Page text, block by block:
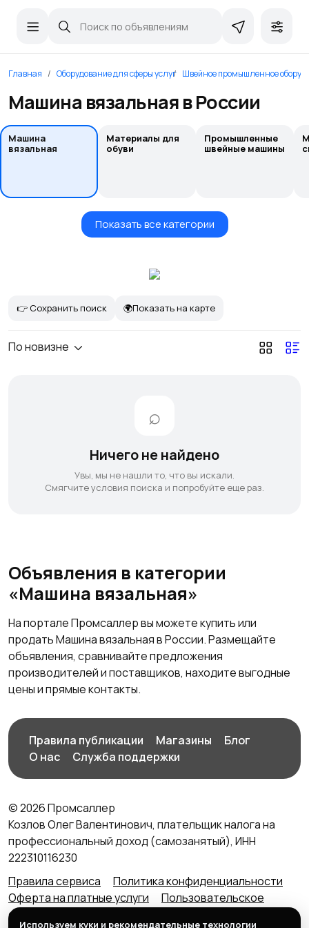
Главная Оборудование для сферы услуг Швейное промышленное
Машина вязальная в России
Машина
вязальная
Материалы для
обуви
Промышленные
швейные машины
Показать все категории
👉 Сохранить поиск 🌍Показать на карте
По новизне
Ничего не найдено
Увы, мы не нашли то, что вы искали.
Смягчите условия поиска и попробуйте еще раз.
Объявления в категории
«Машина вязальная»
На портале Промсаллер вы можете купить или
продать Машина вязальная в России. Размещайте
объявления, сравнивайте предложения
производителей и поставщиков, находите выгодные
цены и прямые контакты.
Правила публикации Магазины
Блог
О нас
Служба поддержки
© 2026 Промсаллер
Козлов Олег Валентинович, плательщик налога на
профессиональный доход (самозанятый), ИНН
222310116230
Правила сервиса
Политика конфиденциальности
Оферта на платные услуги
Пользовательское
соглашение
Используем куки и рекомендательные технологии